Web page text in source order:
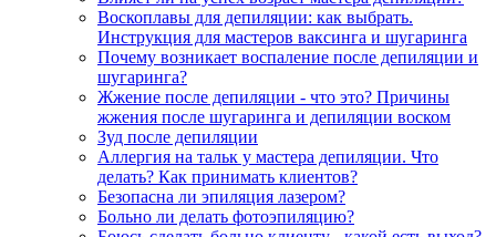
Воскоплавы для депиляции: как выбрать.
Инструкция для мастеров ваксинга и шугаринга
Почему возникает воспаление после депиляции и
шугаринга?
Жжение после депиляции - что это? Причины
жжения после шугаринга и депиляции воском
Зуд после депиляции
Аллергия на тальк у мастера депиляции. Что
делать? Как принимать клиентов?
Безопасна ли эпиляция лазером?
Больно ли делать фотоэпиляцию?